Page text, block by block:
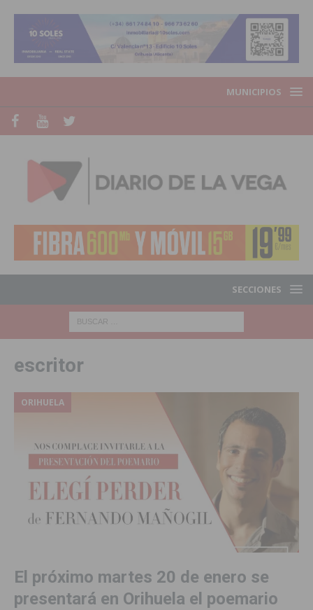
MUNICIPIOS
SECCIONES
escritor
ORIHUELA
El próximo martes 20 de enero se
presentará en Orihuela el poemario